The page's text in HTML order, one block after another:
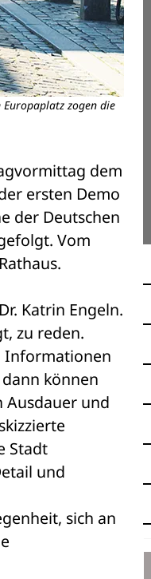
zogen die
dem
ersten Demo
der Deutschen
Vom
Katrin Engeln.
zu reden.
Informationen
können
Ausdauer und
Stadt
und
sich an